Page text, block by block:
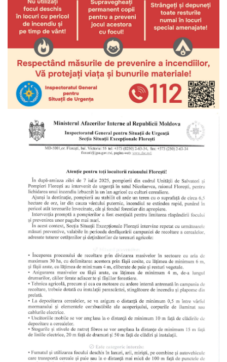
Or.
Floreşti
Prezentare
generală
Simbolurile
oraşului
(Stema-
or.
Floreşti)
Aşezare
geografică
Istoria
Floreşti
Imnul
Oraşului
Potenţialul